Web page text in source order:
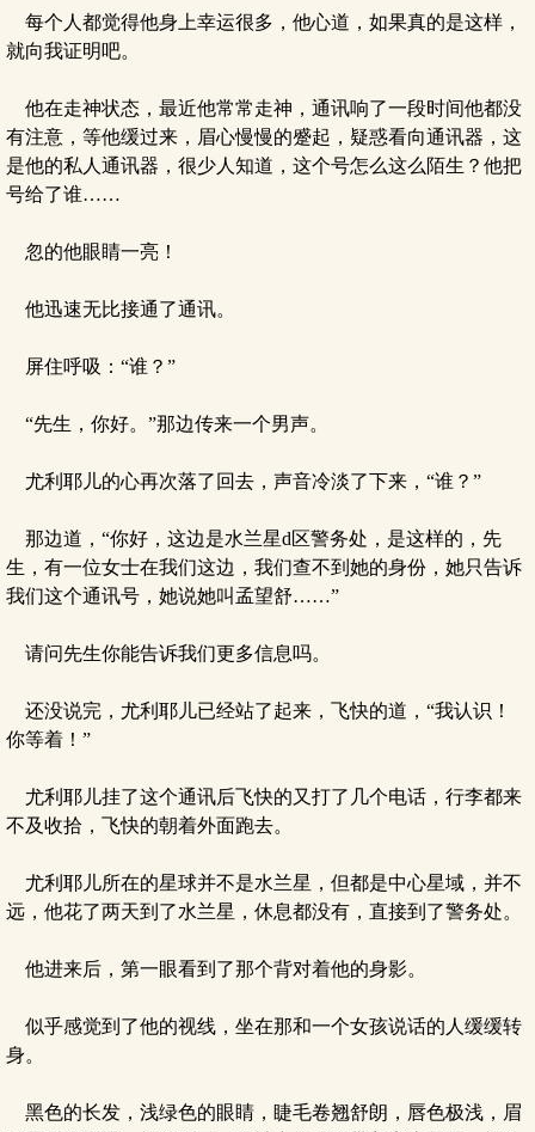
每个人都觉得他身上幸运很多，他心道，如果真的是这样，
就向我证明吧。
他在走神状态，最近他常常走神，通讯响了一段时间他都没
有注意，等他缓过来，眉心慢慢的蹙起，疑惑看向通讯器，这
是他的私人通讯器，很少人知道，这个号怎么这么陌生？他把
号给了谁……
忽的他眼睛一亮！
他迅速无比接通了通讯。
屏住呼吸：“谁？”
“先生，你好。”那边传来一个男声。
尤利耶儿的心再次落了回去，声音冷淡了下来，“谁？”
那边道，“你好，这边是水兰星d区警务处，是这样的，先
生，有一位女士在我们这边，我们查不到她的身份，她只告诉
我们这个通讯号，她说她叫孟望舒……”
请问先生你能告诉我们更多信息吗。
还没说完，尤利耶儿已经站了起来，飞快的道，“我认识！
你等着！”
尤利耶儿挂了这个通讯后飞快的又打了几个电话，行李都来
不及收拾，飞快的朝着外面跑去。
尤利耶儿所在的星球并不是水兰星，但都是中心星域，并不
远，他花了两天到了水兰星，休息都没有，直接到了警务处。
他进来后，第一眼看到了那个背对着他的身影。
似乎感觉到了他的视线，坐在那和一个女孩说话的人缓缓转
身。
黑色的长发，浅绿色的眼睛，睫毛卷翘舒朗，唇色极浅，眉